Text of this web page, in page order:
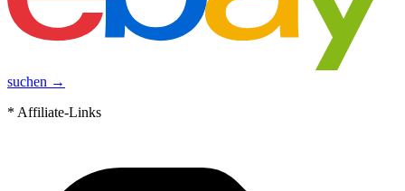
suchen →
* Affiliate-Links